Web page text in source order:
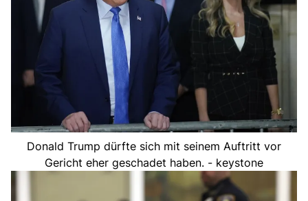
Donald Trump dürfte sich mit seinem Auftritt vor
Gericht eher geschadet haben. - keystone